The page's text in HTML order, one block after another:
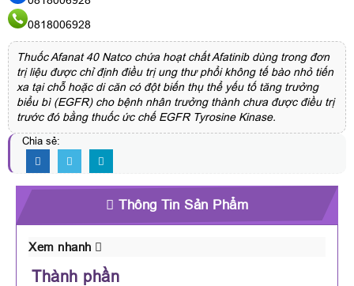
0818006928
Thuốc Afanat 40 Natco chứa hoạt chất Afatinib dùng trong đơn
trị liệu được chỉ định điều trị ung thư phổi không tế bào nhỏ tiến
xa tại chỗ hoặc di căn có đột biến thụ thể yếu tố tăng trưởng
biểu bì (EGFR) cho bệnh nhân trưởng thành chưa được điều trị
trước đó bằng thuốc ức chế EGFR Tyrosine Kinase.
Chia sẻ:
Thông Tin Sản Phẩm
Xem nhanh
Thành phần